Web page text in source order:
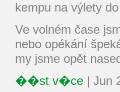
kempu na výlety
Ve volném čase
nebo opékání
my jsme opět
��st v�ce | Jun